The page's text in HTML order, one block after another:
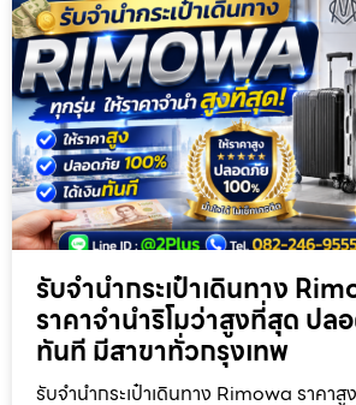
รับจำนำกระเป๋าเดินทาง
ราคาจำนำริโมว่าสูงที่สุด ปล
ทันที มีสาขาทั่วกรุงเทพ
รับจำนำกระเป๋าเดินทาง Rimowa ราคา